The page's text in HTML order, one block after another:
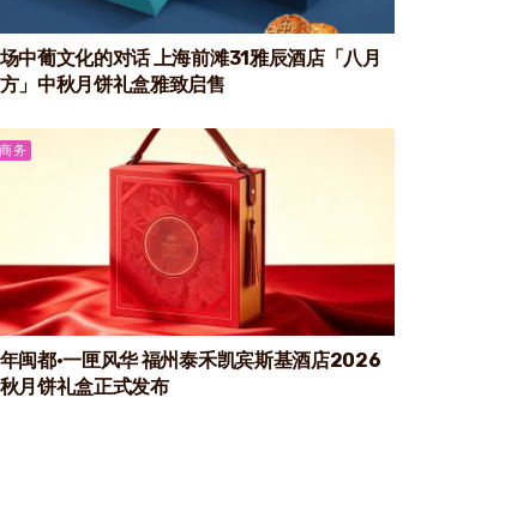
中葡文化的对话 上海前滩31雅辰酒店「八月
」中秋月饼礼盒雅致启售
商务
闽都·一匣风华 福州泰禾凯宾斯基酒店2026
月饼礼盒正式发布